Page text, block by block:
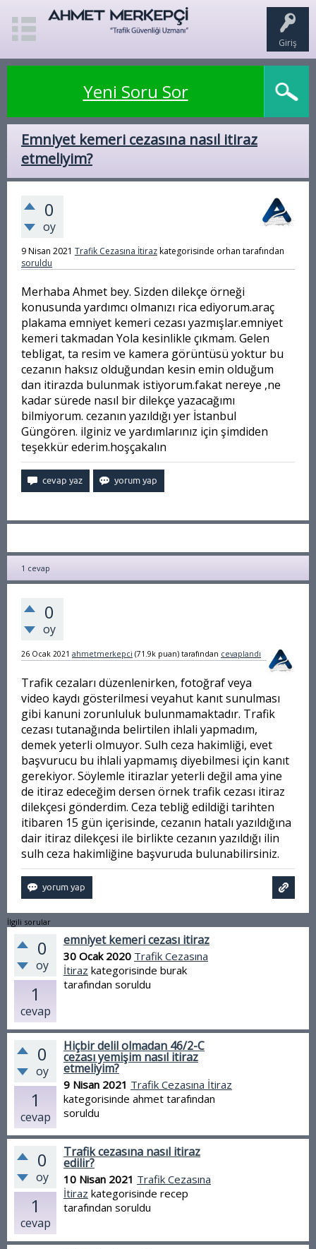
Giriş
Yeni Soru Sor
Emniyet kemeri cezasına nasıl itiraz
etmeliyim?
0
oy
9 Nisan 2021 Trafik Cezasına İtirazkategorisinde orhan tarafından
soruldu
Merhaba Ahmet bey. Sizden dilekçe örneği
konusunda yardımcı olmanızı rica ediyorum.araç
plakama emniyet kemeri cezası yazmışlar.emniyet
kemeri takmadan Yola kesinlikle çıkmam. Gelen
tebligat, ta resim ve kamera görüntüsü yoktur bu
cezanın haksız olduğundan kesin emin olduğum
dan itirazda bulunmak istiyorum.fakat nereye ,ne
kadar sürede nasıl bir dilekçe yazacağımı
bilmiyorum. cezanın yazıldığı yer İstanbul
Güngören. ilginiz ve yardımlarınız için şimdiden
teşekkür ederim.hoşçakalın
1 cevap
0
oy
26 Ocak 2021 ahmetmerkepci (71.9k puan) tarafından cevaplandı
Trafik cezaları düzenlenirken, fotoğraf veya
video kaydı gösterilmesi veyahut kanıt sunulması
gibi kanuni zorunluluk bulunmamaktadır. Trafik
cezası tutanağında belirtilen ihlali yapmadım,
demek yeterli olmuyor. Sulh ceza hakimliği, evet
başvurucu bu ihlali yapmamış diyebilmesi için kanıt
gerekiyor. Söylemle itirazlar yeterli değil ama yine
de itiraz edeceğim dersen örnek trafik cezası itiraz
dilekçesi gönderdim. Ceza tebliğ edildiği tarihten
itibaren 15 gün içerisinde, cezanın hatalı yazıldığına
dair itiraz dilekçesi ile birlikte cezanın yazıldığı ilin
sulh ceza hakimliğine başvuruda bulunabilirsiniz.
İlgili sorular
0
oy
1
cevap
emniyet kemeri cezası itiraz
30 Ocak 2020 Trafik Cezasına
İtiraz kategorisinde burak
tarafından soruldu
0
oy
1
cevap
Hiçbir delil olmadan 46/2-C
cezası yemişim nasıl itiraz
etmeliyim?
9 Nisan 2021 Trafik Cezasına İtiraz
kategorisinde ahmet tarafından
soruldu
0
oy
1
cevap
Trafik cezasına nasıl itiraz
edilir?
10 Nisan 2021 Trafik Cezasına
İtiraz kategorisinde recep
tarafından soruldu